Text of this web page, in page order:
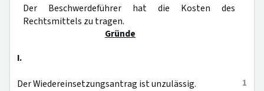
Der Beschwerdeführer hat die Kosten des
Rechtsmittels zu tragen.
Gründe
I.
1
Der Wiedereinsetzungsantrag ist unzulässig.